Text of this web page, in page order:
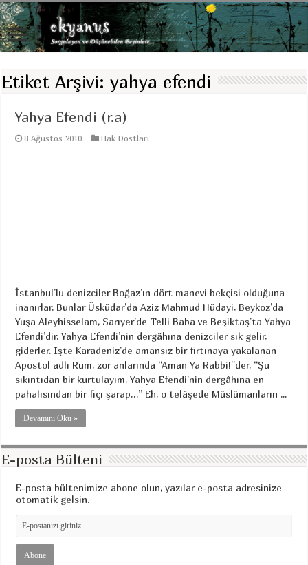
Etiket Arşivi:yahya efendi
Yahya Efendi (r.a)
8 Ağustos 2010 Hak Dostları
İstanbul’lu denizciler Boğaz’ın dört manevi bekçisi olduğuna
inanırlar. Bunlar Üsküdar’da Aziz Mahmud Hüdayi, Beykoz’da
Yuşa Aleyhisselam, Sarıyer’de Telli Baba ve Beşiktaş’ta Yahya
Efendi’dir. Yahya Efendi’nin dergâhına denizciler sık gelir,
giderler. Işte Karadeniz’de amansız bir fırtınaya yakalanan
Apostol adlı Rum, zor anlarında “Aman Ya Rabbi!”der, “Şu
sıkıntıdan bir kurtulayım, Yahya Efendi’nin dergâhına en
pahalısından bir fıçı şarap…” Eh, o telâşede Müslümanların ...
Devamını Oku »
E-posta Bülteni
E-posta bültenimize abone olun, yazılar e-posta adresinize
otomatik gelsin.